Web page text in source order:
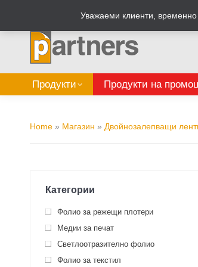
Табелен калкулатор
Продукти Продукти на
Home » Магазин » Двойнозалепващи
Категории
Фолио за режещи плотери
Медии за печат
Светлоотразително фолио
Фолио за текстил
Уважаеми клиенти, временно